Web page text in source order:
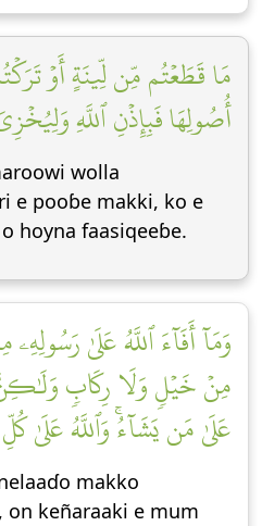
مَا قَطَعۡتُم مِّن لِّينَةٍ أَوۡ
أُصُولِهَا فَبِإِذۡنِ ٱللَّهِ
wolla
e pooɓe makki, ko e
hoyna faasiqeeɓe.
وَمَآ أَفَآءَ ٱللَّهُ عَلَىٰ
مِنۡ خَيۡلٖ وَلَا رِكَابٖ
عَلَىٰ مَن يَشَآءُۚ وَٱللَّهُ عَلَىٰ
makko
on keñaraaki e mum